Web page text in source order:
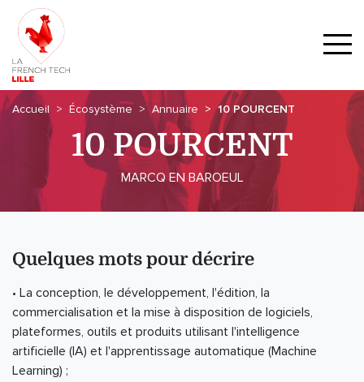
Accueil Écosystème Annuaire 10 POURCENT
10 POURCENT
MARCQ EN BAROEUL
Quelques mots pour décrire
• La conception, le développement, l'édition, la
commercialisation et la mise à disposition de logiciels,
plateformes, outils et produits utilisant l'intelligence
artificielle (IA) et l'apprentissage automatique (Machine
Learning) ;